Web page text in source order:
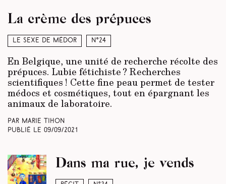
Le sexe de Médor N°24
La crème des prépuces
En Belgique, une unité de recherche récolte des
prépuces. Lubie fétichiste ? Recherches
scientifiques ! Cette fine peau permet de tester
médocs et cosmétiques, tout en épargnant les
animaux de laboratoire.
Par Marie Tihon
Publié le 09/09/2021
Dans ma rue, je vends